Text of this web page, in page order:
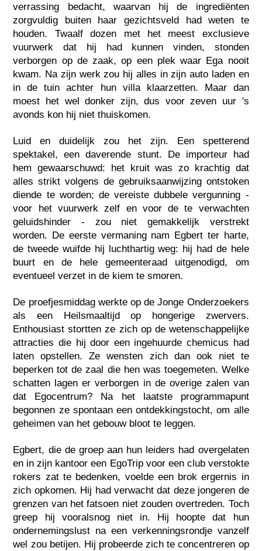
verrassing bedacht, waarvan hij de ingrediënten
zorgvuldig buiten haar gezichtsveld had weten te
houden. Twaalf dozen met het meest exclusieve
vuurwerk dat hij had kunnen vinden, stonden
verborgen op de zaak, op een plek waar Ega nooit
kwam. Na zijn werk zou hij alles in zijn auto laden en
in de tuin achter hun villa klaarzetten. Maar dan
moest het wel donker zijn, dus voor zeven uur 's
avonds kon hij niet thuiskomen.
Luid en duidelijk zou het zijn. Een spetterend
spektakel, een daverende stunt. De importeur had
hem gewaarschuwd: het kruit was zo krachtig dat
alles strikt volgens de gebruiksaanwijzing ontstoken
diende te worden; de vereiste dubbele vergunning -
voor het vuurwerk zelf en voor de te verwachten
geluidshinder - zou niet gemakkelijk verstrekt
worden. De eerste vermaning nam Egbert ter harte,
de tweede wuifde hij luchthartig weg: hij had de hele
buurt en de hele gemeenteraad uitgenodigd, om
eventueel verzet in de kiem te smoren.
De proefjesmiddag werkte op de Jonge Onderzoekers
als een Heilsmaaltijd op hongerige zwervers.
Enthousiast stortten ze zich op de wetenschappelijke
attracties die hij door een ingehuurde chemicus had
laten opstellen. Ze wensten zich dan ook niet te
beperken tot de zaal die hen was toegemeten. Welke
schatten lagen er verborgen in de overige zalen van
dat Egocentrum? Na het laatste programmapunt
begonnen ze spontaan een ontdekkingstocht, om alle
geheimen van het gebouw bloot te leggen.
Egbert, die de groep aan hun leiders had overgelaten
en in zijn kantoor een EgoTrip voor een club verstokte
rokers zat te bedenken, voelde een brok ergernis in
zich opkomen. Hij had verwacht dat deze jongeren de
grenzen van het fatsoen niet zouden overtreden. Toch
greep hij vooralsnog niet in. Hij hoopte dat hun
ondernemingslust na een verkenningsrondje vanzelf
wel zou betijen. Hij probeerde zich te concentreren op